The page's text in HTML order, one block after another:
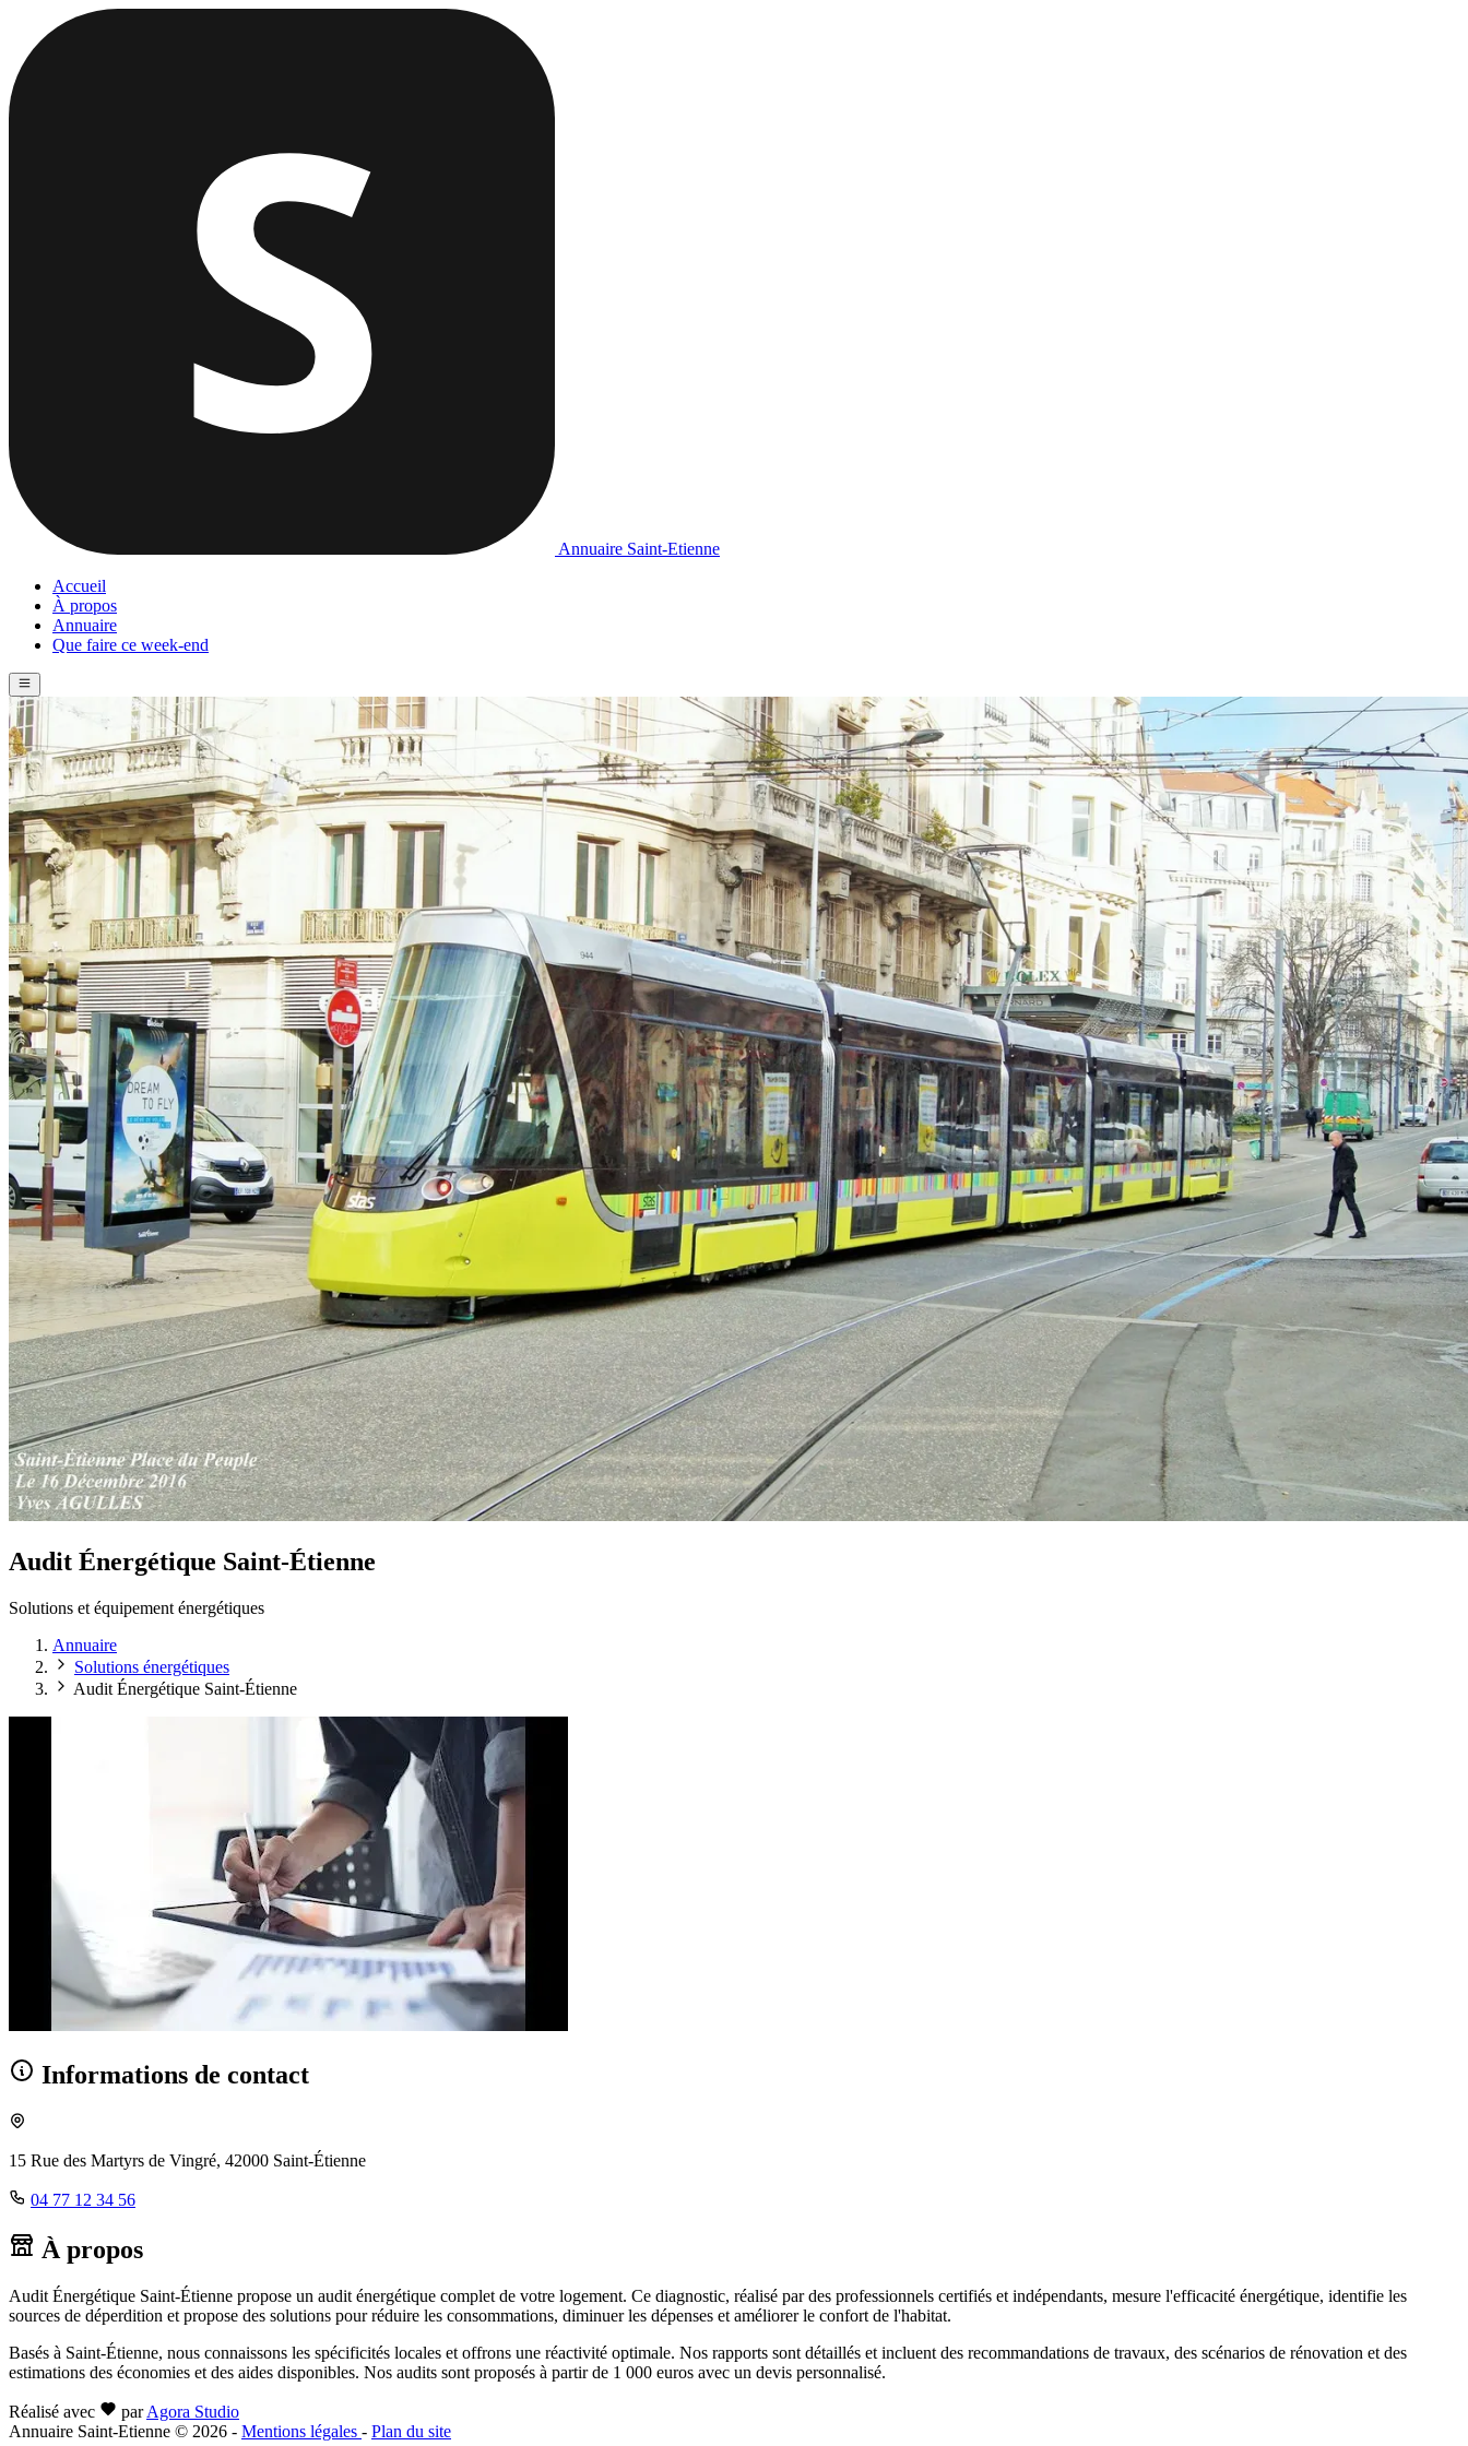
Annuaire Saint-Etienne
Accueil
À propos
Annuaire
Que faire ce week-end
Audit Énergétique Saint-Étienne
Solutions et équipement énergétiques
Annuaire
Solutions énergétiques
Audit Énergétique Saint-Étienne
Informations de contact
15 Rue des Martyrs de Vingré, 42000 Saint-Étienne
04 77 12 34 56
À propos
Audit Énergétique Saint-Étienne propose un audit énergétique complet de votre logement. Ce diagnostic, réalisé par des professionnels certifiés et indépendants, mesure l'efficacité énergétique, identifie les
sources de déperdition et propose des solutions pour réduire les consommations, diminuer les dépenses et améliorer le confort de l'habitat.
Basés à Saint-Étienne, nous connaissons les spécificités locales et offrons une réactivité optimale. Nos rapports sont détaillés et incluent des recommandations de travaux, des scénarios de rénovation et des
estimations des économies et des aides disponibles. Nos audits sont proposés à partir de 1 000 euros avec un devis personnalisé.
Réalisé avec par Agora Studio
Annuaire Saint-Etienne © 2026 - Mentions légales - Plan du site